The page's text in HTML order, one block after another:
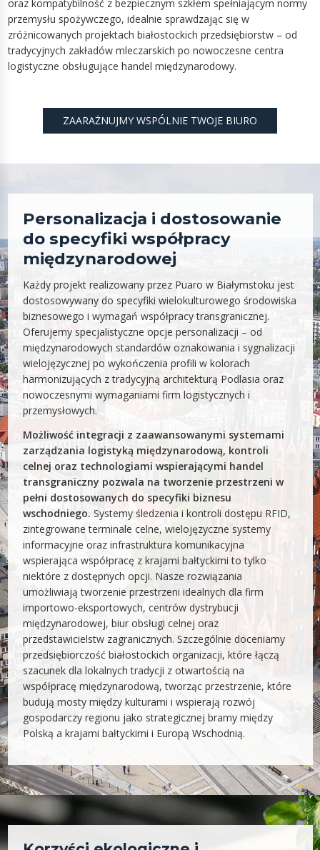
oraz kompatybilność z bezpiecznym szkłem spełniającym normy
przemysłu spożywczego, idealnie sprawdzając się w
zróżnicowanych projektach białostockich przedsiębiorstw – od
tradycyjnych zakładów mleczarskich po nowoczesne centra
logistyczne obsługujące handel międzynarodowy.
ZAARAŻNUJMY WSPÓLNIE TWOJE BIURO
Personalizacja i dostosowanie
do specyfiki współpracy
międzynarodowej
Każdy projekt realizowany przez Puaro w Białymstoku jest
dostosowywany do specyfiki wielokulturowego środowiska
biznesowego i wymagań współpracy transgranicznej.
Oferujemy specjalistyczne opcje personalizacji – od
międzynarodowych standardów oznakowania i sygnalizacji
wielojęzycznej po wykończenia profili w kolorach
harmonizujących z tradycyjną architekturą Podlasia oraz
nowoczesnymi wymaganiami firm logistycznych i
przemysłowych.
Możliwość integracji z zaawansowanymi systemami
zarządzania logistyką międzynarodową, kontroli
celnej oraz technologiami wspierającymi handel
transgraniczny pozwala na tworzenie przestrzeni w
pełni dostosowanych do specyfiki biznesu
wschodniego. Systemy śledzenia i kontroli dostępu RFID,
zintegrowane terminale celne, wielojęzyczne systemy
informacyjne oraz infrastruktura komunikacyjna
wspierająca współpracę z krajami bałtyckimi to tylko
niektóre z dostępnych opcji. Nasze rozwiązania
umożliwiają tworzenie przestrzeni idealnych dla firm
importowo-eksportowych, centrów dystrybucji
międzynarodowej, biur obsługi celnej oraz
przedstawicielstw zagranicznych. Szczególnie doceniamy
przedsiębiorczość białostockich organizacji, które łączą
szacunek dla lokalnych tradycji z otwartością na
współpracę międzynarodową, tworząc przestrzenie, które
budują mosty między kulturami i wspierają rozwój
gospodarczy regionu jako strategicznej bramy między
Polską a krajami bałtyckimi i Europą Wschodnią.